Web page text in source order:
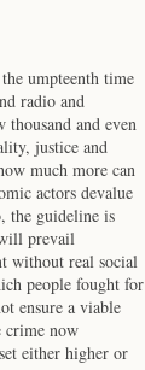
umpteenth time
radio and
and even
justice and
much more can
actors devalue
the guideline is
prevail
without real social
people fought for
ensure a viable
crime now
either higher or